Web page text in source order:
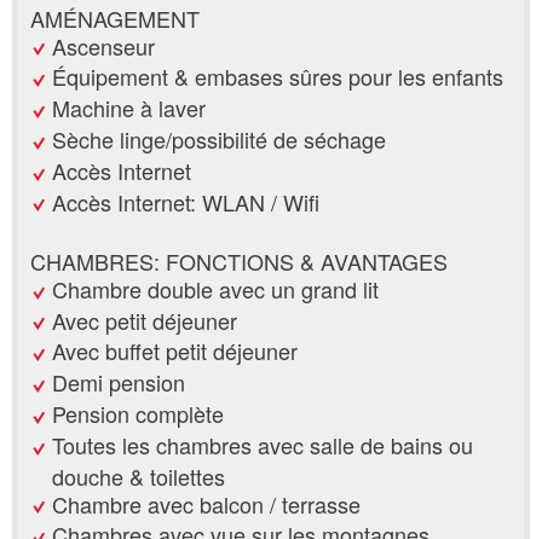
AMÉNAGEMENT
Ascenseur
Équipement & embases sûres pour les enfants
Machine à laver
Sèche linge/possibilité de séchage
Accès Internet
Accès Internet: WLAN / Wifi
CHAMBRES: FONCTIONS & AVANTAGES
Chambre double avec un grand lit
Avec petit déjeuner
Avec buffet petit déjeuner
Demi pension
Pension complète
Toutes les chambres avec salle de bains ou
douche & toilettes
Chambre avec balcon / terrasse